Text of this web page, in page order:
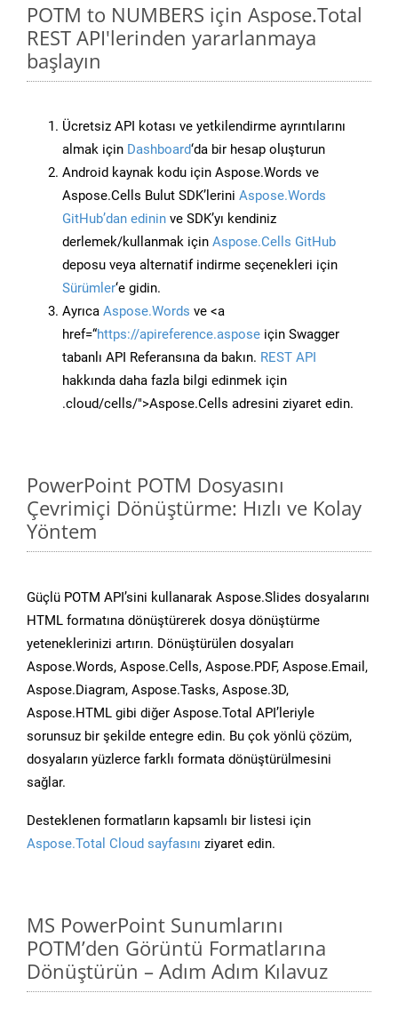
POTM to NUMBERS için Aspose.Total
REST API'lerinden yararlanmaya
başlayın
Ücretsiz API kotası ve yetkilendirme ayrıntılarını
almak için Dashboard‘da bir hesap oluşturun
Android kaynak kodu için Aspose.Words ve
Aspose.Cells Bulut SDK’lerini Aspose.Words
GitHub’dan edinin ve SDK’yı kendiniz
derlemek/kullanmak için Aspose.Cells GitHub
deposu veya alternatif indirme seçenekleri için
Sürümler‘e gidin.
Ayrıca Aspose.Words ve <a
href=“https://apireference.aspose için Swagger
tabanlı API Referansına da bakın. REST API
hakkında daha fazla bilgi edinmek için
.cloud/cells/">Aspose.Cells adresini ziyaret edin.
PowerPoint POTM Dosyasını
Çevrimiçi Dönüştürme: Hızlı ve Kolay
Yöntem
Güçlü POTM API’sini kullanarak Aspose.Slides dosyalarını
HTML formatına dönüştürerek dosya dönüştürme
yeteneklerinizi artırın. Dönüştürülen dosyaları
Aspose.Words, Aspose.Cells, Aspose.PDF, Aspose.Email,
Aspose.Diagram, Aspose.Tasks, Aspose.3D,
Aspose.HTML gibi diğer Aspose.Total API’leriyle
sorunsuz bir şekilde entegre edin. Bu çok yönlü çözüm,
dosyaların yüzlerce farklı formata dönüştürülmesini
sağlar.
Desteklenen formatların kapsamlı bir listesi için
Aspose.Total Cloud sayfasını ziyaret edin.
MS PowerPoint Sunumlarını
POTM’den Görüntü Formatlarına
Dönüştürün – Adım Adım Kılavuz